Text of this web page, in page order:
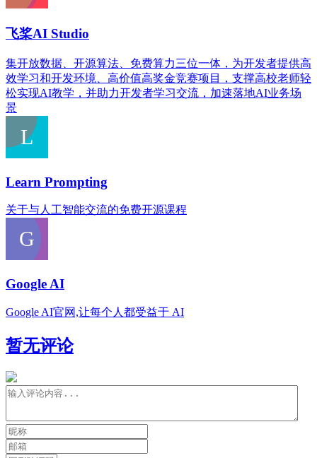
飞桨AI Studio
集开放数据、开源算法、免费算力三位一体，为开发者提供高
效学习和开发环境、高价值高奖金竞赛项目，支撑高校老师轻
松实现AI教学，并助力开发者学习交流，加速落地AI业务场
景
Learn Prompting
关于与人工智能交流的免费开源课程
Google AI
Google AI官网,让每个人都受益于 AI
暂无评论